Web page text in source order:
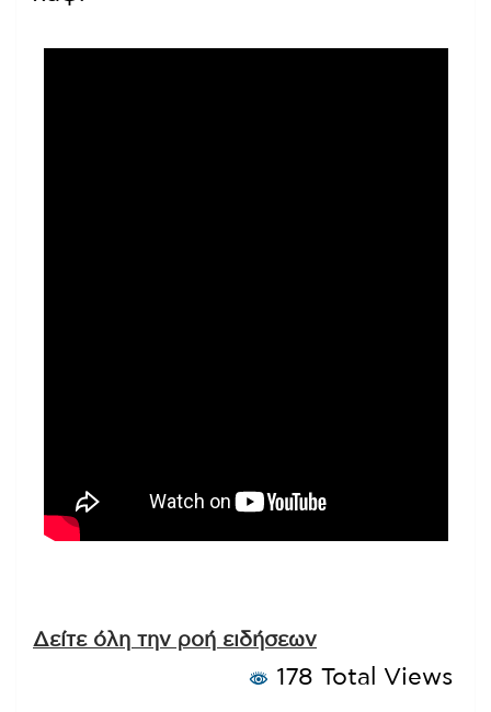
Δείτε όλη την ροή ειδήσεων
178 Total Views